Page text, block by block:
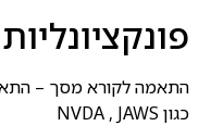
התאמה לקורא מסך –
כגון NVDA , JAWS